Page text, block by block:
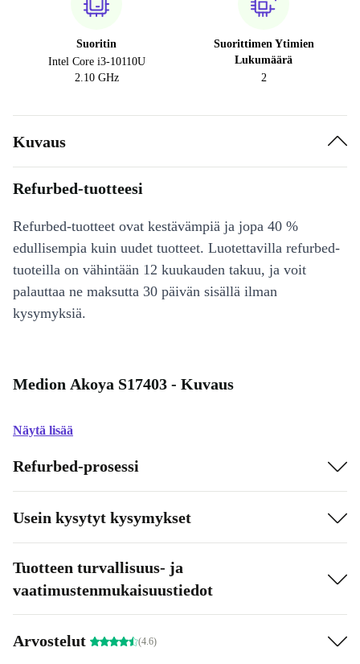
Suoritin
Intel Core i3-10110U
2.10 GHz
Suorittimen Ytimien
Lukumäärä
2
Kuvaus
Refurbed-tuotteesi
Refurbed-tuotteet ovat kestävämpiä ja jopa 40 %
edullisempia kuin uudet tuotteet. Luotettavilla refurbed-
tuoteilla on vähintään 12 kuukauden takuu, ja voit
palauttaa ne maksutta 30 päivän sisällä ilman
kysymyksiä.
Medion Akoya S17403 - Kuvaus
Näytä lisää
Refurbed-prosessi
Usein kysytyt kysymykset
Tuotteen turvallisuus- ja
vaatimustenmukaisuustiedot
Arvostelut (4.6)